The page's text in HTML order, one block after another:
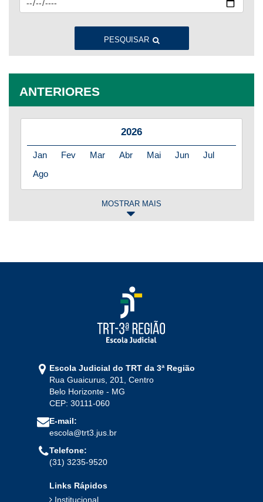
PESQUISAR
ANTERIORES
2026
Jan Fev Mar Abr Mai Jun
Jul
Ago
2025
2024
Mar Abr Mai
Nov Dez
2023
Fev Mar
Ago
Set
Fev Mar
MOSTRAR MAIS
Escola Judicial do TRT da 3ª Região
Rua Guaicurus, 201, Centro
Belo Horizonte - MG
CEP: 30111-060
E-mail:
escola@trt3.jus.br
Telefone:
(31) 3235-9520
Links Rápidos
Institucional